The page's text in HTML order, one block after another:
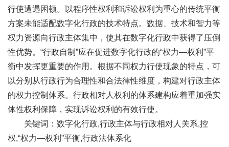
行使遭遇困顿。以程序性权利和诉讼权利为重心的传统平衡
方案未能适配数字化行政的技术特点。数据、技术和智力等
权力资源向行政主体集中，使其在数字化行政中获得了压倒
性优势。“行政自制”应在促进数字化行政的“权力—权利”平
衡中发挥更重要的作用。根据不同权力行使现象的特点，可
以分别从行政行为合理性和合法律性维度，构建对行政主体
的权力控制体系。行政相对人权利的体系建构应着重加强实
体性权利保障，实现诉讼权利的有效行使。
关键词：数字化行政,行政主体与行政相对人关系,控
权,“权力—权利”平衡,行政法体系化